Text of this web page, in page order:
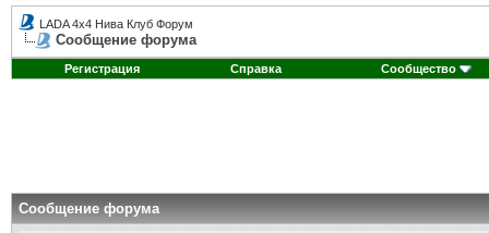
LADA 4x4 Нива Клуб Форум
Сообщение форума
Регистрация Справка Сообщество
Сообщение форума